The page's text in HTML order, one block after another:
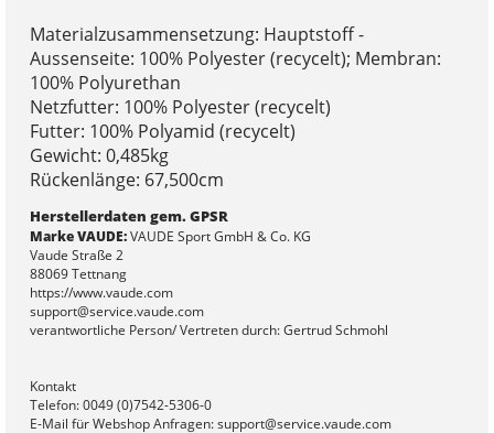
Materialzusammensetzung: Hauptstoff -
Aussenseite: 100% Polyester (recycelt); Membran:
100% Polyurethan
Netzfutter: 100% Polyester (recycelt)
Futter: 100% Polyamid (recycelt)
Gewicht: 0,485kg
Rückenlänge: 67,500cm
Herstellerdaten gem. GPSR
Marke VAUDE:VAUDE Sport GmbH & Co. KG
Vaude Straße 2
88069 Tettnang
https://www.vaude.com
support@service.vaude.com
verantwortliche Person/ Vertreten durch: Gertrud Schmohl
Kontakt
Telefon: 0049 (0)7542-5306-0
E-Mail für Webshop Anfragen: support@service.vaude.com